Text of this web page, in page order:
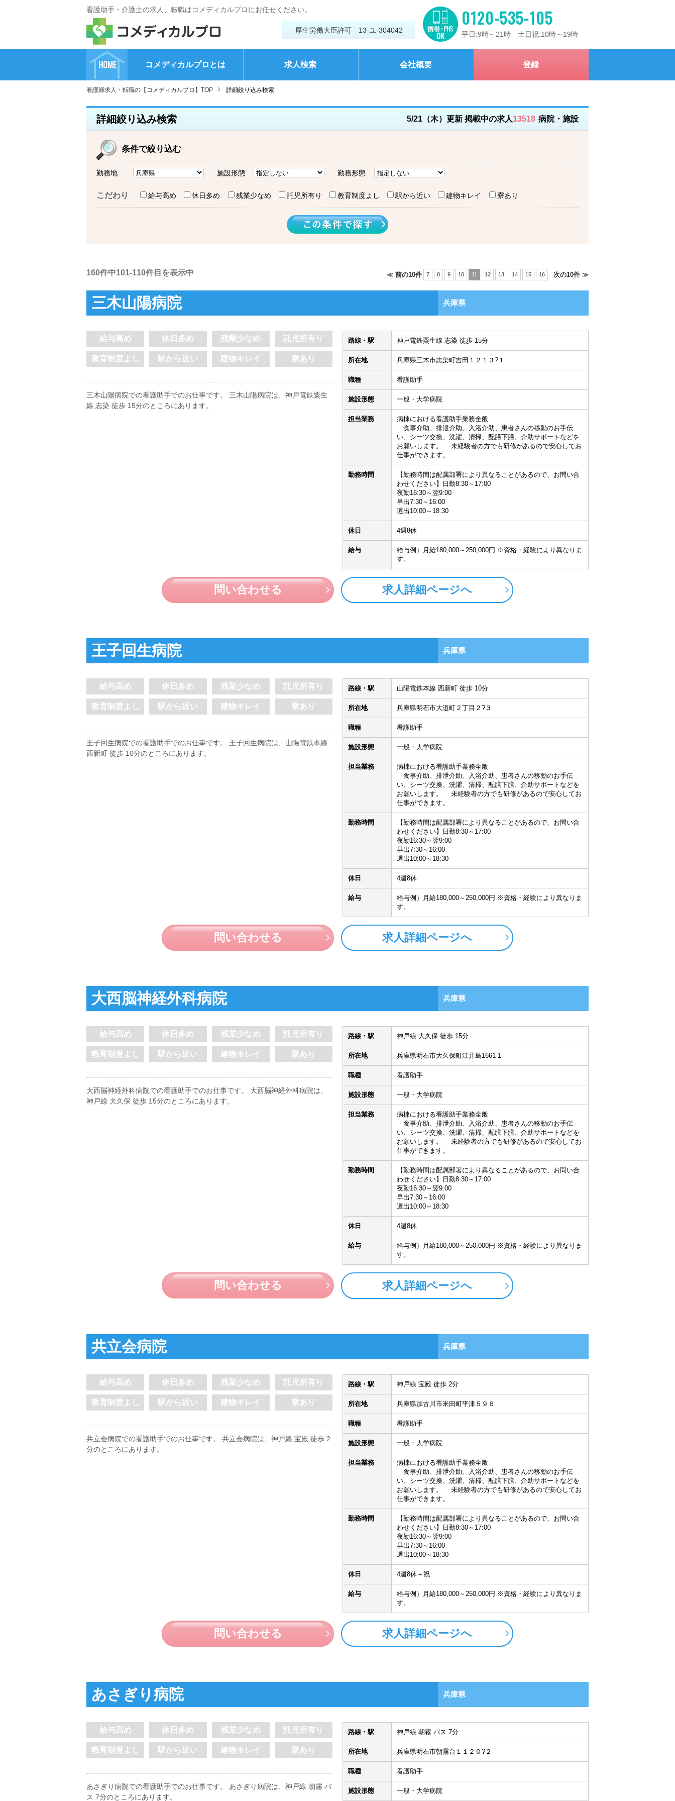
看護助手・介護士の求人、転職はコメディカルプロにお任せください。
厚生労働大臣許可 13-ユ-304042
0120-535-105
平日:9時～21時 土日祝:10時～19時
HOME コメディカルプロとは 求人検索 会社概要 登録
看護師求人・転職の【コメディカルプロ】TOP 詳細絞り込み検索
詳細絞り込み検索 5/21（木）更新 掲載中の求人13518 病院・施設
条件で絞り込む
勤務地 施設形態 勤務形態
こだわり 給与高め 休日多め 残業少なめ 託児所有り 教育制度よし 駅から近い 建物キレイ 寮あり
160件中101-110件目を表示中 ≪ 前の10件 7 8 9 10 11 12 13 14 15 16 次の10件 ≫
三木山陽病院 兵庫県
給与高め 休日多め 残業少なめ 託児所有り
教育制度よし 駅から近い 建物キレイ 寮あり
三木山陽病院での看護助手でのお仕事です。 三木山陽病院は、神戸電鉄粟生
線 志染 徒歩 15分のところにあります。
路線・駅 神戸電鉄粟生線 志染 徒歩 15分
所在地 兵庫県三木市志染町吉田１２１３?１
職種 看護助手
施設形態 一般・大学病院
担当業務
病棟における看護助手業務全般
食事介助、排泄介助、入浴介助、患者さんの移動のお手伝
い、シーツ交換、洗濯、清掃、配膳下膳、介助サポートなどを
お願いします。 未経験者の方でも研修があるので安心してお
仕事ができます。
勤務時間
【勤務時間は配属部署により異なることがあるので、お問い合
わせください】日勤8:30～17:00
夜勤16:30～翌9:00
早出7:30～16:00
遅出10:00～18:30
休日 4週8休
給与
給与例）月給180,000～250,000円 ※資格・経験により異なりま
す。
問い合わせる 求人詳細ページへ
王子回生病院 兵庫県
給与高め 休日多め 残業少なめ 託児所有り
教育制度よし 駅から近い 建物キレイ 寮あり
王子回生病院での看護助手でのお仕事です。 王子回生病院は、山陽電鉄本線
西新町 徒歩 10分のところにあります。
路線・駅 山陽電鉄本線 西新町 徒歩 10分
所在地 兵庫県明石市大道町２丁目２?３
職種 看護助手
施設形態 一般・大学病院
担当業務
病棟における看護助手業務全般
食事介助、排泄介助、入浴介助、患者さんの移動のお手伝
い、シーツ交換、洗濯、清掃、配膳下膳、介助サポートなどを
お願いします。 未経験者の方でも研修があるので安心してお
仕事ができます。
勤務時間
【勤務時間は配属部署により異なることがあるので、お問い合
わせください】日勤8:30～17:00
夜勤16:30～翌9:00
早出7:30～16:00
遅出10:00～18:30
休日 4週8休
給与
給与例）月給180,000～250,000円 ※資格・経験により異なりま
す。
問い合わせる 求人詳細ページへ
大西脳神経外科病院 兵庫県
給与高め 休日多め 残業少なめ 託児所有り
教育制度よし 駅から近い 建物キレイ 寮あり
大西脳神経外科病院での看護助手でのお仕事です。 大西脳神経外科病院は、
神戸線 大久保 徒歩 15分のところにあります。
路線・駅 神戸線 大久保 徒歩 15分
所在地 兵庫県明石市大久保町江井島1661-1
職種 看護助手
施設形態 一般・大学病院
担当業務
病棟における看護助手業務全般
食事介助、排泄介助、入浴介助、患者さんの移動のお手伝
い、シーツ交換、洗濯、清掃、配膳下膳、介助サポートなどを
お願いします。 未経験者の方でも研修があるので安心してお
仕事ができます。
勤務時間
【勤務時間は配属部署により異なることがあるので、お問い合
わせください】日勤8:30～17:00
夜勤16:30～翌9:00
早出7:30～16:00
遅出10:00～18:30
休日 4週8休
給与
給与例）月給180,000～250,000円 ※資格・経験により異なりま
す。
問い合わせる 求人詳細ページへ
共立会病院 兵庫県
給与高め 休日多め 残業少なめ 託児所有り
教育制度よし 駅から近い 建物キレイ 寮あり
共立会病院での看護助手でのお仕事です。 共立会病院は、神戸線 宝殿 徒歩 2
分のところにあります。
路線・駅 神戸線 宝殿 徒歩 2分
所在地 兵庫県加古川市米田町平津５９６
職種 看護助手
施設形態 一般・大学病院
担当業務
病棟における看護助手業務全般
食事介助、排泄介助、入浴介助、患者さんの移動のお手伝
い、シーツ交換、洗濯、清掃、配膳下膳、介助サポートなどを
お願いします。 未経験者の方でも研修があるので安心してお
仕事ができます。
勤務時間
【勤務時間は配属部署により異なることがあるので、お問い合
わせください】日勤8:30～17:00
夜勤16:30～翌9:00
早出7:30～16:00
遅出10:00～18:30
休日 4週8休＋祝
給与
給与例）月給180,000～250,000円 ※資格・経験により異なりま
す。
問い合わせる 求人詳細ページへ
あさぎり病院 兵庫県
給与高め 休日多め 残業少なめ 託児所有り
教育制度よし 駅から近い 建物キレイ 寮あり
あさぎり病院での看護助手でのお仕事です。 あさぎり病院は、神戸線 朝霧 バ
ス 7分のところにあります。
路線・駅 神戸線 朝霧 バス 7分
所在地 兵庫県明石市朝霧台１１２０?２
職種 看護助手
施設形態 一般・大学病院